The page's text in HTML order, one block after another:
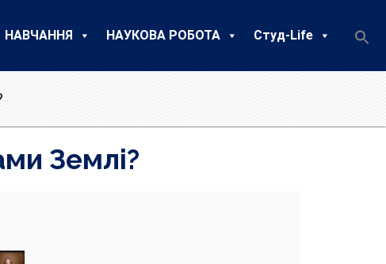
НАВЧАННЯ НАУКОВА РОБОТА Студ-Life
Землі?